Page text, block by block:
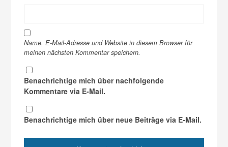
Name, E-Mail-Adresse und Website in diesem Browser für
meinen nächsten Kommentar speichern.
Benachrichtige mich über nachfolgende
Kommentare via E-Mail.
Benachrichtige mich über neue Beiträge via E-Mail.